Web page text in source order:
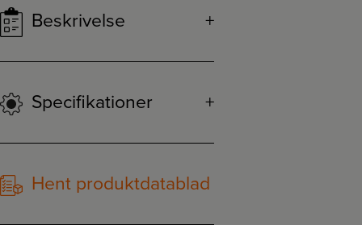
Beskrivelse
Specifikationer
Hent produktdatablad